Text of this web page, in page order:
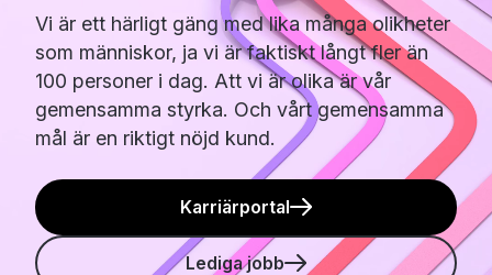
Vi är ett härligt gäng med lika många olikheter
som människor, ja vi är faktiskt långt fler än
100 personer i dag. Att vi är olika är vår
gemensamma styrka. Och vårt gemensamma
mål är en riktigt nöjd kund.
Karriärportal
Lediga jobb